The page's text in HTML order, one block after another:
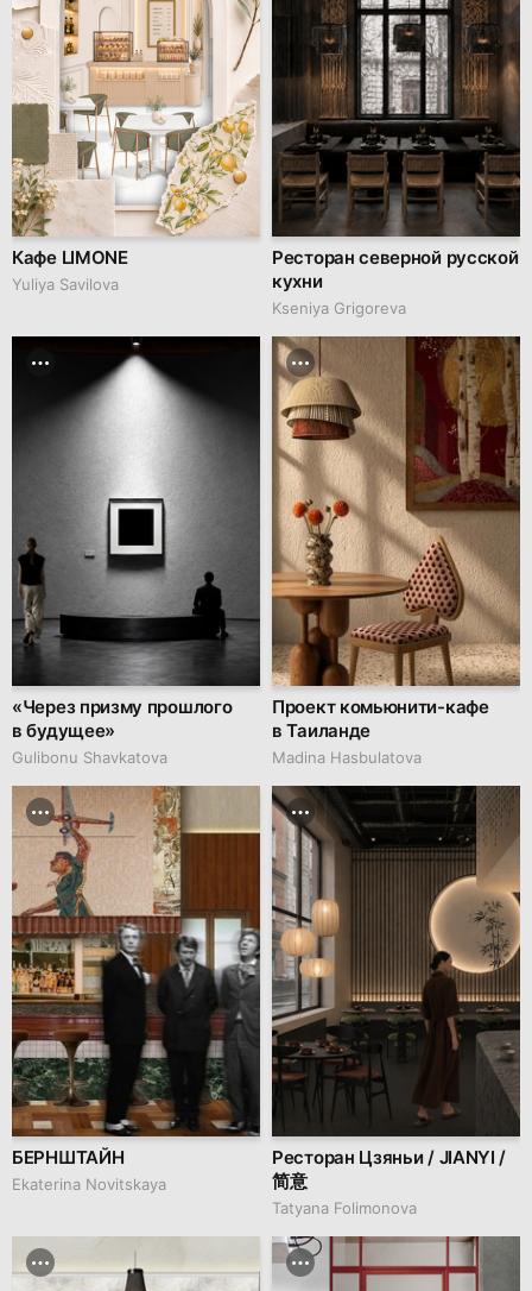
Кафе LIMONE
Yuliya Savilova
Ресторан северной русской
кухни
Kseniya Grigoreva
«Через призму прошлого
в будущее»
Gulibonu Shavkatova
Проект комьюнити-кафе
в Таиланде
Madina Hasbulatova
БЕРНШТАЙН
Ekaterina Novitskaya
Ресторан Цзяньи / JIANYI /
简意
Tatyana Folimonova